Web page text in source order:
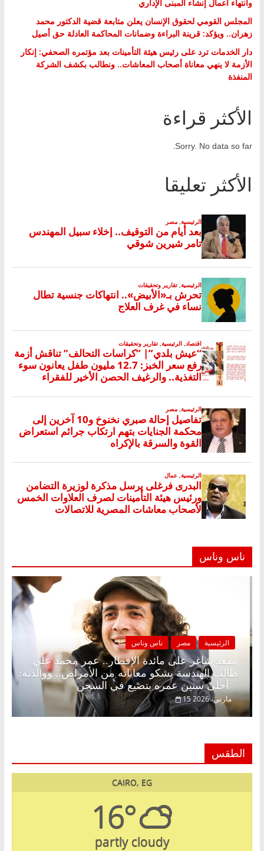
وانتهاء أعمال إنشاء المبنى الإداري
المجلس القومي لحقوق الإنسان يعلن متابعة قضية الدكتور محمد
زهران.. ويؤكد: قرينة البراءة وضمانات المحاكمة العادلة حق أصيل
دار الخدمات ترد على رئيس هيئة التأمينات بعد مؤتمره الصحفي: إنكار
الأزمة لا ينهي معاناة أصحاب المعاشات.. ونطالب بكشف الشركة
المنفذة
الأكثر قراءة
Sorry. No data so far.
الأكثر تعليقا
ناس وناس
الرئيسية مصر
مقعد شاغر على مائدة
طالب الهندسة يشكو معاناته
أحلى سنين عمره بتضيع في السجن
15 مارس، 2026
بلا زينة رمضان.. د.
في انتظار حلم
الطقس
CAIRO, EG
16°
partly cloudy